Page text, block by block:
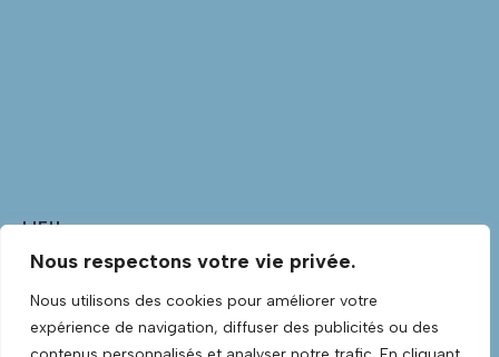
Nous respectons votre vie privée.
Nous utilisons des cookies pour améliorer votre
expérience de navigation, diffuser des publicités ou des
LIEU
Club Guitare